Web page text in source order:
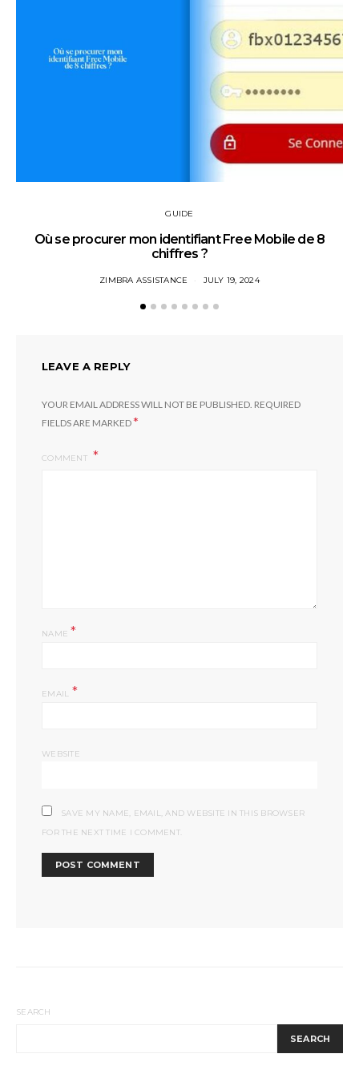
GUIDE
Où se procurer mon identifiant Free Mobile de 8
chiffres ?
ZIMBRA ASSISTANCE JULY 19, 2024
LEAVE A REPLY
YOUR EMAIL ADDRESS WILL NOT BE PUBLISHED. REQUIRED
FIELDS ARE MARKED*
COMMENT
NAME *
EMAIL *
WEBSITE
SAVE MY NAME, EMAIL, AND WEBSITE IN THIS BROWSER
FOR THE NEXT TIME I COMMENT.
SEARCH
SEARCH